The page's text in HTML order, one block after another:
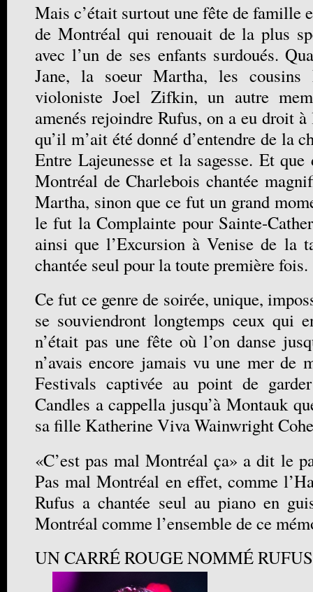
Mais c’était surtout une fête de famille
de Montréal qui renouait de la plus
avec l’un de ses enfants surdoués.
Jane, la soeur Martha, les
violoniste Joel Zifkin, un autre
amenés rejoindre Rufus, on a eu droit
qu’il m’ait été donné d’entendre de la
Entre Lajeunesse et la sagesse. Et
Montréal de Charlebois chantée
Martha, sinon que ce fut un grand
le fut la Complainte pour Sainte-
ainsi que l’Excursion à Venise de la
chantée seul pour la toute première fois.
Ce fut ce genre de soirée, unique,
se souviendront longtemps ceux qui
n’était pas une fête où l’on danse
n’avais encore jamais vu une mer de
Festivals captivée au point de
Candles a cappella jusqu’à Montauk
sa fille Katherine Viva Wainwright
«C’est pas mal Montréal ça» a dit le
Pas mal Montréal en effet, comme
Rufus a chantée seul au piano en
Montréal comme l’ensemble de ce
UN CARRÉ ROUGE NOMMÉ RUFUS